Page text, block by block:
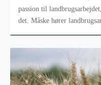
passion til
det. Måske hører